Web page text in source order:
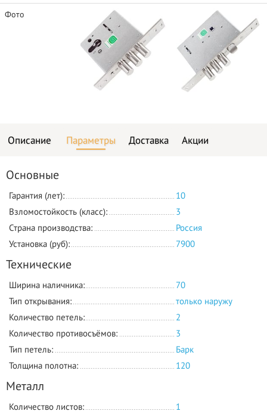
Фото
Описание Параметры Доставка Акции
Основные
Гарантия (лет):
10
Взломостойкость (класс):
3
Страна производства:
Россия
Установка (руб):
7900
Технические
Ширина наличника:
70
Тип открывания:
только наружу
Количество петель:
2
Количество противосъёмов:
3
Тип петель:
Барк
Толщина полотна:
120
Металл
Количество листов:
1